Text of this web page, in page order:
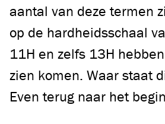
aantal van deze termen
op de hardheidsschaal
11H en zelfs 13H
zien komen. Waar staat
Even terug naar het